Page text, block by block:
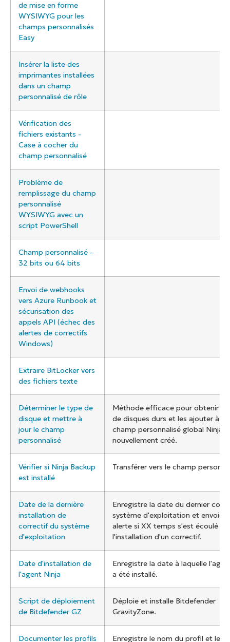
de mise en forme
WYSIWYG pour les
champs personnalisés
Easy
Insérer la liste des
imprimantes installées
dans un champ
personnalisé de rôle
Vérification des
fichiers existants -
Case à cocher du
champ personnalisé
Problème de
remplissage du champ
personnalisé
WYSIWYG avec un
script PowerShell
Champ personnalisé -
32 bits ou 64 bits
Envoi de webhooks
vers Azure Runbook et
sécurisation des
appels API (échec des
alertes de correctifs
Windows)
Extraire BitLocker vers
des fichiers texte
Déterminer le type de
disque et mettre à
jour le champ
personnalisé
Méthode efficace pour obtenir
de disques durs et les ajouter à
champ personnalisé global Ninja
nouvellement créé.
Vérifier si Ninja Backup
est installé
Transférer vers le champ
Date de la dernière
installation de
correctif du système
d'exploitation
Enregistre la date du dernier
système d'exploitation et envoie
alerte si XX temps s'est écoulé
l'installation d'un correctif.
Date d'installation de
l'agent Ninja
Enregistre la date à laquelle
a été installé.
Script de déploiement
de Bitdefender GZ
Déploie et installe Bitdefender
GravityZone.
Documenter les profils Enregistre le nom du profil et le